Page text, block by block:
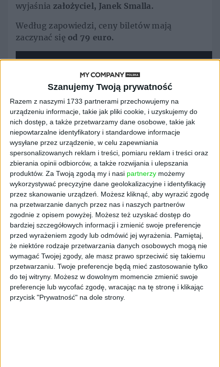
Szanujemy Twoją prywatność
Razem z naszymi 1733 partnerami przechowujemy na
urządzeniu informacje, takie jak pliki cookie, i uzyskujemy do
nich dostęp, a także przetwarzamy dane osobowe, takie jak
niepowtarzalne identyfikatory i standardowe informacje
wysyłane przez urządzenie, w celu zapewniania
spersonalizowanych reklam i treści, pomiaru reklam i treści oraz
zbierania opinii odbiorców, a także rozwijania i ulepszania
produktów. Za Twoją zgodą my i nasi partnerzy możemy
wykorzystywać precyzyjne dane geolokalizacyjne i identyfikację
przez skanowanie urządzeń. Możesz kliknąć, aby wyrazić zgodę
na przetwarzanie danych przez nas i naszych partnerów
zgodnie z opisem powyżej. Możesz też uzyskać dostęp do
bardziej szczegółowych informacji i zmienić swoje preferencje
przed wyrażeniem zgody lub odmówić jej wyrażenia. Pamiętaj,
że niektóre rodzaje przetwarzania danych osobowych mogą nie
wymagać Twojej zgody, ale masz prawo sprzeciwić się takiemu
przetwarzaniu. Twoje preferencje będą mieć zastosowanie tylko
do tej witryny. Możesz w dowolnym momencie zmienić swoje
preferencje lub wycofać zgodę, wracając na tę stronę i klikając
przycisk "Prywatność" na dole strony.
wyjaśnia założyciel, Janek Smalla.
Według zapowiedzi, ceny biletów mają
zaczynać się od 79 euro.
Doświadczeni założyciele
z wizją
Za projektem Nox stoją dwie osoby z dużym
doświadczeniem w branży transportowej i